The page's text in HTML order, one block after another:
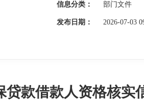
信息分类： 部门文件
发布日期： 2026-07-03
贷款借款人资格核实